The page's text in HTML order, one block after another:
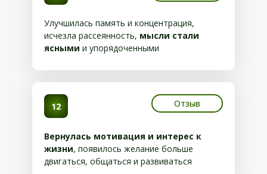
Улучшилась память и концентрация,
исчезла рассеянность, мысли стали
ясными и упорядоченными
Вернулась мотивация и интерес к
жизни, появилось желание больше
двигаться, общаться и развиваться
12 Отзыв